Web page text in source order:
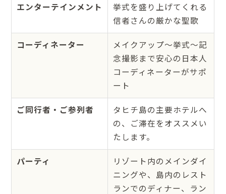
エンターテインメント
挙式を盛り上げてくれる
信者さんの厳かな聖歌
コーディネーター
メイクアップ～挙式～記
念撮影まで安心の日本人
コーディネーターがサポ
ート
ご同行者・ご参列者
タヒチ島の主要ホテルへ
の、ご滞在をオススメい
たします。
パーティ
リゾート内のメインダイ
ニングや、島内のレスト
ランでのディナー、ラン